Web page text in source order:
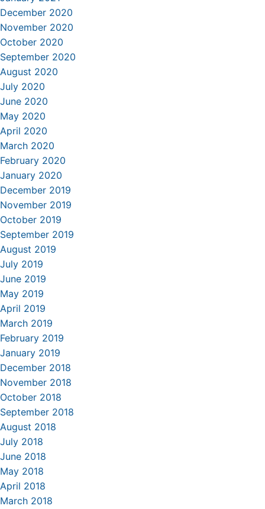
December 2020
November 2020
October 2020
September 2020
August 2020
July 2020
June 2020
May 2020
April 2020
March 2020
February 2020
January 2020
December 2019
November 2019
October 2019
September 2019
August 2019
July 2019
June 2019
May 2019
April 2019
March 2019
February 2019
January 2019
December 2018
November 2018
October 2018
September 2018
August 2018
July 2018
June 2018
May 2018
April 2018
March 2018